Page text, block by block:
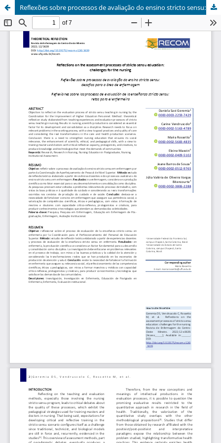
Reflexões sobre processos de avaliação do ensino stricto sensu: desafios para a área de enfermagem